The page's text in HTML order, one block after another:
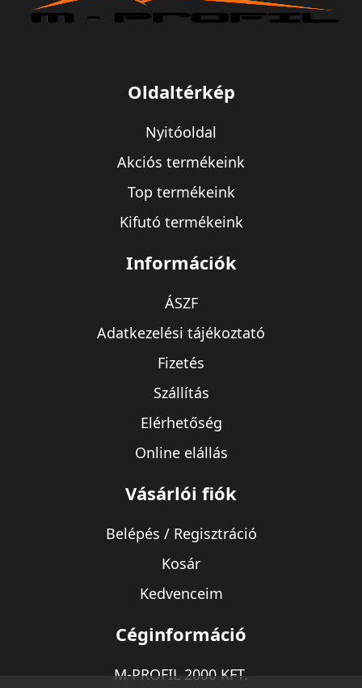
Oldaltérkép
Nyitóoldal
Akciós termékeink
Top termékeink
Kifutó termékeink
Információk
ÁSZF
Adatkezelési tájékoztató
Fizetés
Szállítás
Elérhetőség
Online elállás
Vásárlói fiók
Belépés / Regisztráció
Kosár
Kedvenceim
Céginformáció
M-PROFIL 2000 KFT.